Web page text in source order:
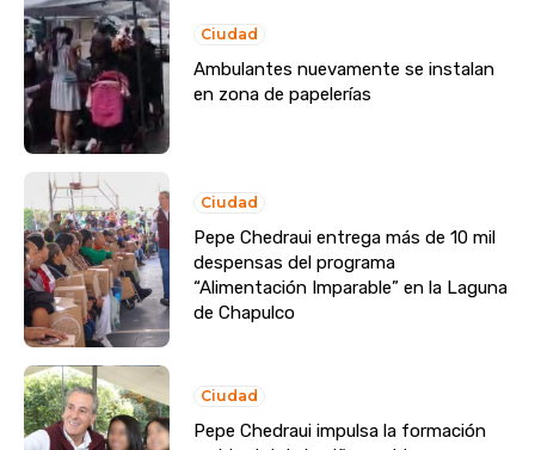
Ciudad
Ambulantes nuevamente se instalan
en zona de papelerías
Ciudad
Pepe Chedraui entrega más de 10 mil
despensas del programa
“Alimentación Imparable” en la Laguna
de Chapulco
Ciudad
Pepe Chedraui impulsa la formación